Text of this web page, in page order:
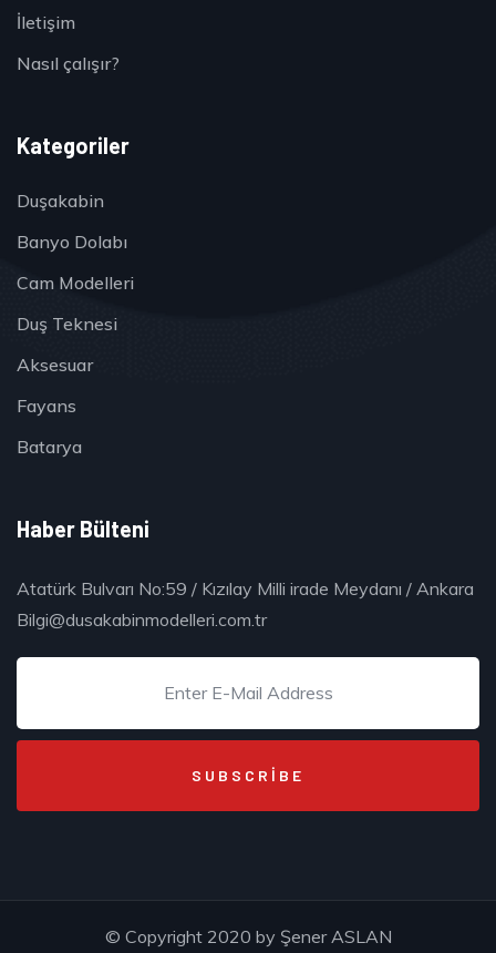
İletişim
Nasıl çalışır?
Kategoriler
Duşakabin
Banyo Dolabı
Cam Modelleri
Duş Teknesi
Aksesuar
Fayans
Batarya
Haber Bülteni
Atatürk Bulvarı No:59 / Kızılay Milli irade Meydanı / Ankara
Bilgi@dusakabinmodelleri.com.tr
© Copyright 2020 by Şener ASLAN